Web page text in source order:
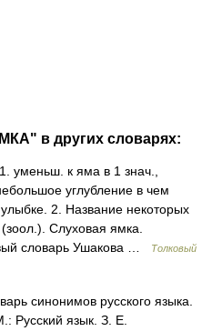
в других словарях:
к яма в 1 знач.,
углубление в чем
2. Название некоторых
Слуховая ямка.
словарь Ушакова …
Толковый
синонимов русского языка.
Русский язык. З. Е.